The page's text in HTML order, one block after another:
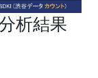
析結果